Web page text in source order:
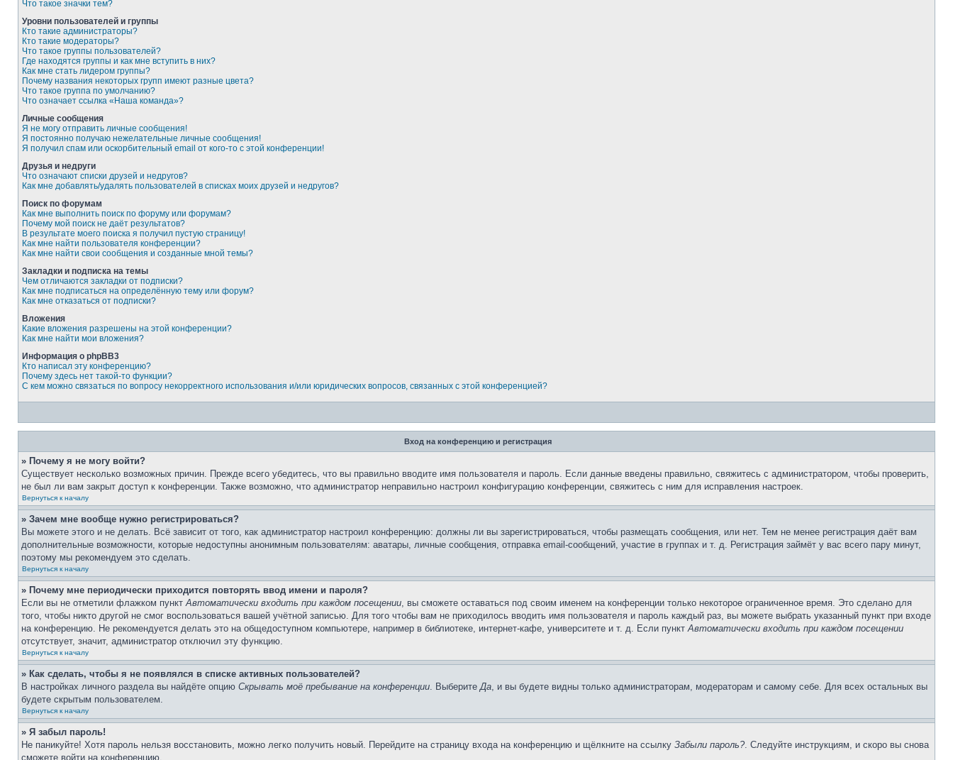
Что такое значки тем?
Уровни пользователей и группы
Кто такие администраторы?
Кто такие модераторы?
Что такое группы пользователей?
Где находятся группы и как мне вступить в них?
Как мне стать лидером группы?
Почему названия некоторых групп имеют разные цвета?
Что такое группа по умолчанию?
Что означает ссылка «Наша команда»?
Личные сообщения
Я не могу отправить личные сообщения!
Я постоянно получаю нежелательные личные сообщения!
Я получил спам или оскорбительный email от кого-то с этой конференции!
Друзья и недруги
Что означают списки друзей и недругов?
Как мне добавлять/удалять пользователей в списках моих друзей и недругов?
Поиск по форумам
Как мне выполнить поиск по форуму или форумам?
Почему мой поиск не даёт результатов?
В результате моего поиска я получил пустую страницу!
Как мне найти пользователя конференции?
Как мне найти свои сообщения и созданные мной темы?
Закладки и подписка на темы
Чем отличаются закладки от подписки?
Как мне подписаться на определённую тему или форум?
Как мне отказаться от подписки?
Вложения
Какие вложения разрешены на этой конференции?
Как мне найти мои вложения?
Информация о phpBB3
Кто написал эту конференцию?
Почему здесь нет такой-то функции?
С кем можно связаться по вопросу некорректного использования и/или юридических вопросов, связанных с этой конференцией?
Вход на конференцию и регистрация
» Почему я не могу войти?
Существует несколько возможных причин. Прежде всего убедитесь, что вы правильно вводите имя пользователя и пароль. Если данные введены правильно, свяжитесь с администратором, чтобы проверить,
не был ли вам закрыт доступ к конференции. Также возможно, что администратор неправильно настроил конфигурацию конференции, свяжитесь с ним для исправления настроек.
Вернуться к началу
» Зачем мне вообще нужно регистрироваться?
Вы можете этого и не делать. Всё зависит от того, как администратор настроил конференцию: должны ли вы зарегистрироваться, чтобы размещать сообщения, или нет. Тем не менее регистрация даёт вам
дополнительные возможности, которые недоступны анонимным пользователям: аватары, личные сообщения, отправка email-сообщений, участие в группах и т. д. Регистрация займёт у вас всего пару минут,
поэтому мы рекомендуем это сделать.
Вернуться к началу
» Почему мне периодически приходится повторять ввод имени и пароля?
Если вы не отметили флажком пунктАвтоматически входить при каждом посещении, вы сможете оставаться под своим именем на конференции только некоторое ограниченное время. Это сделано для
того, чтобы никто другой не смог воспользоваться вашей учётной записью. Для того чтобы вам не приходилось вводить имя пользователя и пароль каждый раз, вы можете выбрать указанный пункт при входе
на конференцию. Не рекомендуется делать это на общедоступном компьютере, например в библиотеке, интернет-кафе, университете и т. д. Если пунктАвтоматически входить при каждом посещении
отсутствует, значит, администратор отключил эту функцию.
Вернуться к началу
» Как сделать, чтобы я не появлялся в списке активных пользователей?
В настройках личного раздела вы найдёте опцию Скрывать моё пребывание на конференции. ВыберитеДа, и вы будете видны только администраторам, модераторам и самому себе. Для всех остальных вы
будете скрытым пользователем.
Вернуться к началу
» Я забыл пароль!
Не паникуйте! Хотя пароль нельзя восстановить, можно легко получить новый. Перейдите на страницу входа на конференцию и щёлкните на ссылку Забыли пароль?. Следуйте инструкциям, и скоро вы снова
сможете войти на конференцию.